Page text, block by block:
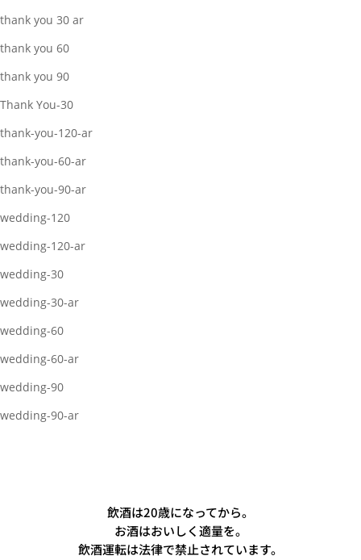
thank you 30 ar
thank you 60
thank you 90
Thank You-30
thank-you-120-ar
thank-you-60-ar
thank-you-90-ar
wedding-120
wedding-120-ar
wedding-30
wedding-30-ar
wedding-60
wedding-60-ar
wedding-90
wedding-90-ar
飲酒は20歳になってから。
お酒はおいしく適量を。
飲酒運転は法律で禁止されています。